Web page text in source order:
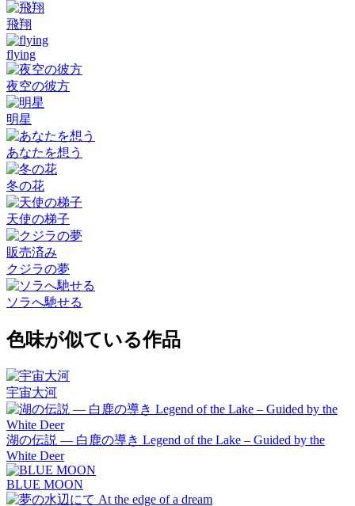
飛翔
flying
夜空の彼方
明星
あなたを想う
冬の花
天使の梯子
販売済み
クジラの夢
ソラへ馳せる
色味が似ている作品
宇宙大河
湖の伝説 ― 白鹿の導き Legend of the Lake – Guided by the
White Deer
BLUE MOON